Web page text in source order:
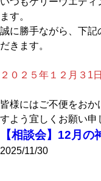
ます。
誠に勝手ながら、下記
だきます。
２０２５年１２月３1
皆様にはご不便をおか
すよう宜しくお願い申
【相談会】12月の
2025/11/30